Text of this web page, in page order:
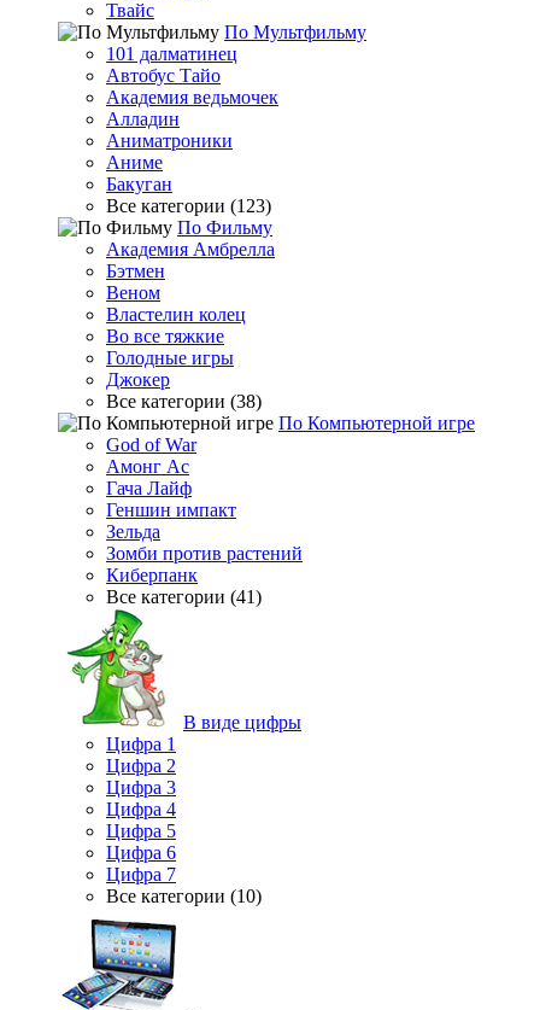
Твайс
По Мультфильму
101 далматинец
Автобус Тайо
Академия ведьмочек
Алладин
Аниматроники
Аниме
Бакуган
Все категории (123)
По Фильму
Академия Амбрелла
Бэтмен
Веном
Властелин колец
Во все тяжкие
Голодные игры
Джокер
Все категории (38)
По Компьютерной игре
God of War
Амонг Ас
Гача Лайф
Геншин импакт
Зельда
Зомби против растений
Киберпанк
Все категории (41)
В виде цифры
Цифра 1
Цифра 2
Цифра 3
Цифра 4
Цифра 5
Цифра 6
Цифра 7
Все категории (10)